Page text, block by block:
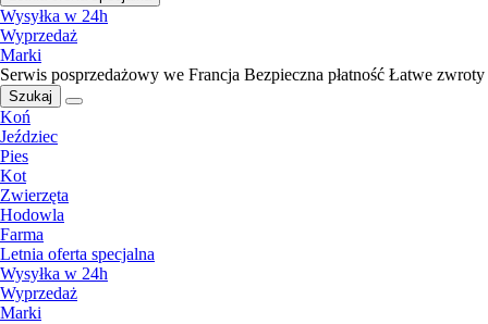
Wysyłka w 24h
Wyprzedaż
Marki
Serwis posprzedażowy we Francja Bezpieczna płatność Łatwe zwroty
Szukaj
Koń
Jeździec
Pies
Kot
Zwierzęta
Hodowla
Farma
Letnia oferta specjalna
Wysyłka w 24h
Wyprzedaż
Marki